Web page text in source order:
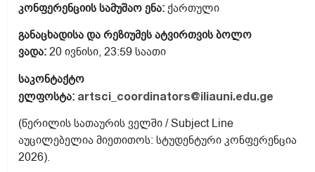
კონფერენციის სამუშაო ენა:ქართული
განაცხადისა და რეზიუმეს ატვირთვის ბოლო
ვადა:20 ივნისი, 23:59 საათი
საკონტაქტო
ელფოსტა: artsci_coordinators@iliauni.edu.ge
(წერილის სათაურის ველში / Subject Line
აუცილებელია მიეთითოს: სტუდენტური კონფერენცია
2026).